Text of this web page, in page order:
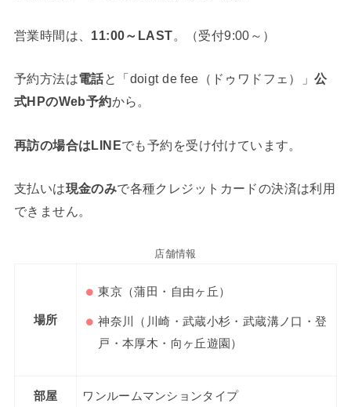
営業時間は、 11:00～LAST。（受付9:00～）
予約方法は電話と「doigt de fee（ドゥワドフェ）」公
式HPのWeb予約から。
再訪の場合はLINEでも予約を受け付けています。
支払いは現金のみで各種クレジットカードの決済は利用
できません。
店舗情報
場所
東京（蒲田・自由ヶ丘）
神奈川（川崎・武蔵小杉・武蔵溝ノ口・登
戸・本厚木・向ヶ丘遊園）
部屋 ワンルームマンションタイプ